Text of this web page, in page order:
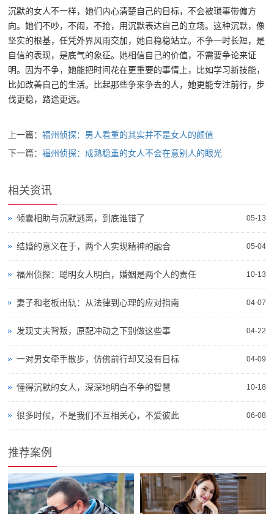
沉默的女人不一样，她们内心清楚自己的目标，不会被琐事带偏方
向。她们不吵，不闹，不抢，用沉默表达自己的立场。这种沉默，像
坚实的根基，任凭外界风雨交加，她自稳稳站立。不争一时长短，是
自信的表现，是底气的象征。她相信自己的价值，不需要争论来证
明。因为不争，她能把时间花在更重要的事情上，比如学习新技能，
比如改善自己的生活。比起那些争来争去的人，她更能专注前行，步
伐更稳，路途更远。
上一篇：福州侦探：男人看重的其实并不是女人的颜值
下一篇：福州侦探：成熟稳重的女人不会在意别人的眼光
相关资讯
05-13
倾囊相助与沉默逃离，到底谁错了
05-04
结婚的意义在于，两个人实现精神的融合
10-13
福州侦探：聪明女人明白，婚姻是两个人的责任
04-07
妻子和老板出轨：从法律到心理的应对指南
04-22
发现丈夫背叛，原配冲动之下别做这些事
04-09
一对男女牵手散步，仿佛前行却又没有目标
10-18
懂得沉默的女人，深深地明白不争的智慧
06-08
很多时候，不是我们不互相关心，不爱彼此
推荐案例